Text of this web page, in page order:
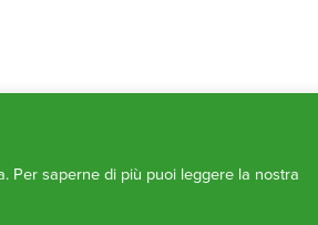
Per saperne di più puoi leggere la nostra